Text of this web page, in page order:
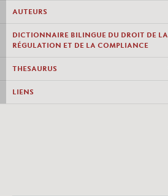
AUTEURS
DICTIONNAIRE BILINGUE DU DROIT DE LA
RÉGULATION ET DE LA COMPLIANCE
THESAURUS
LIENS